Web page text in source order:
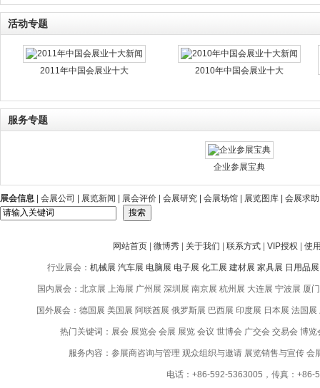
活动专题
2011年中国会展业十大 2010年中国会展业十大
服务专题
企业参展宝典
展会信息 会展公司 展览新闻 展会评价 会展研究 会展场馆 展览图库 会展求助
网站首页| 微博秀| 关于我们 联系方式| VIP授权 使
行业展会： 机械展 汽车展 电脑展 电子展 化工展 建材展 家具展 日用品展
国内展会：北京展 上海展 广州展 深圳展 南京展 杭州展 大连展 宁波展
国外展会：德国展 美国展 阿联酋展 俄罗斯展 巴西展 印度展 日本展 法国
热门关键词：展会 展览会 会展 展览 会议 世博会 广交会 交易会 博
服务内容：参展商咨询与管理 观众组织与邀请 展览销售与宣传
电话：+86-592-5363005，传真：+86-